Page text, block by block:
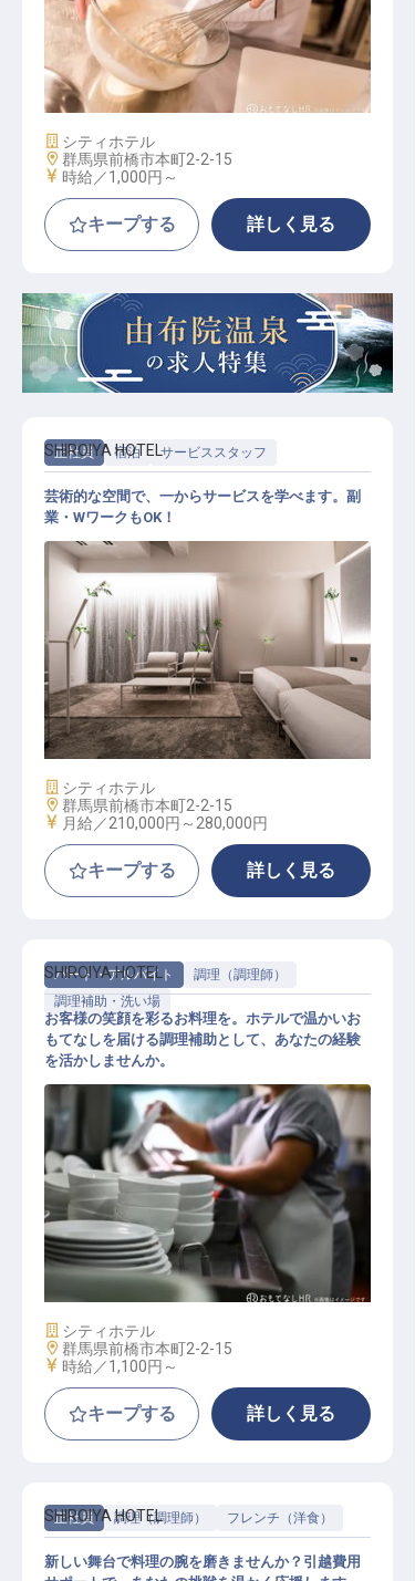
ベーカリーアシスタント（アルバイ
ト）
施設業態
シティホテル
勤務地
群馬県前橋市本町2-2-15
給与
時給／1,000円～
キープする 詳しく見る
正社員 宿泊 サービススタッフ
サービススタッフ
SHIROIYA HOTEL
芸術的な空間で、一からサービスを学べます。副
業・WワークもOK！
施設業態
シティホテル
勤務地
群馬県前橋市本町2-2-15
給与
月給／210,000円～ 280,000円
キープする 詳しく見る
パート・アルバイト
調理（調理師）
調理補助・洗い場
調理補助スタッフ（アルバイト）
SHIROIYA HOTEL
お客様の笑顔を彩るお料理を。ホテルで温かいお
もてなしを届ける調理補助として、あなたの経験
を活かしませんか。
施設業態
シティホテル
勤務地
群馬県前橋市本町2-2-15
給与
時給／1,100円～
キープする 詳しく見る
正社員 調理（調理師） フレンチ（洋食）
SHIROIYA HOTEL
新しい舞台で料理の腕を磨きませんか？引越費用